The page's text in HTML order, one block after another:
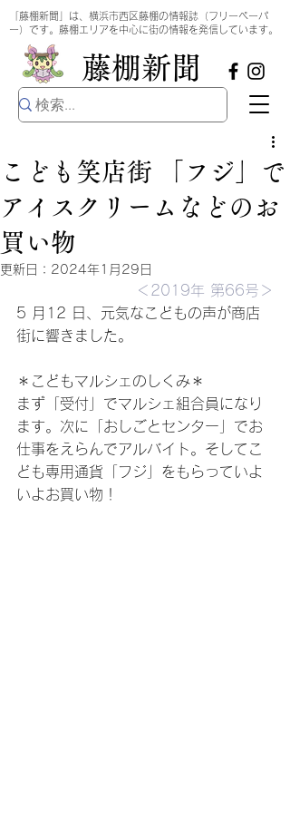
​藤棚新聞
「藤棚新聞」は、横浜市西区藤棚の情報誌（フリーペーパ
ー）です。藤棚エリアを中心に街の情報を発信しています。
こども笑店街 「フジ」で
アイスクリームなどのお
買い物
更新日： 2024年1月29日
＜2019年 第66号＞
5 月12 日、元気なこどもの声が商店
街に響きました。
＊こどもマルシェのしくみ＊
まず「受付」でマルシェ組合員になり
ます。次に「おしごとセンター」でお
仕事をえらんでアルバイト。そしてこ
ども専用通貨「フジ」をもらっていよ
いよお買い物！